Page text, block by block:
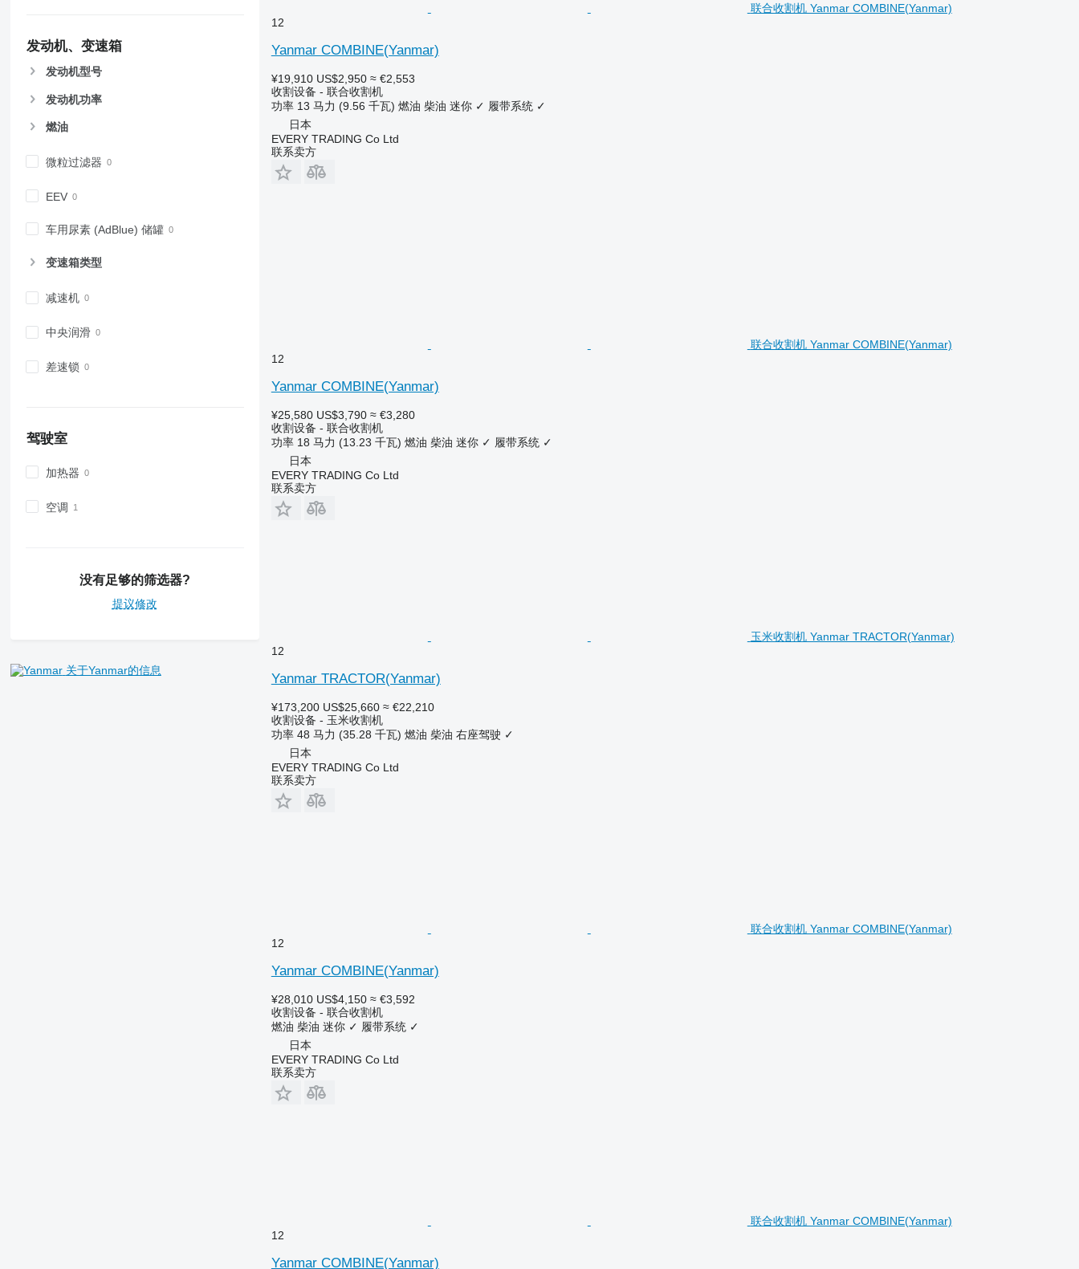
发动机、变速箱
发动机型号
发动机功率
燃油
微粒过滤器
EEV
车用尿素 (AdBlue) 储罐
变速箱类型
减速机
中央润滑
差速锁
驾驶室
加热器
空调
没有足够的筛选器?
提议修改
关于Yanmar的信息
联合收割机 Yanmar COMBINE(Yanmar)
12
Yanmar COMBINE(Yanmar)
¥19,910 US$2,950 ≈ €2,553
收割设备 - 联合收割机
功率 13 马力 (9.56 千瓦) 燃油 柴油 迷你 ✓ 履带系统 ✓
日本
EVERY TRADING Co Ltd
联系卖方
联合收割机 Yanmar COMBINE(Yanmar)
12
Yanmar COMBINE(Yanmar)
¥25,580 US$3,790 ≈ €3,280
收割设备 - 联合收割机
功率 18 马力 (13.23 千瓦) 燃油 柴油 迷你 ✓ 履带系统 ✓
日本
EVERY TRADING Co Ltd
联系卖方
玉米收割机 Yanmar TRACTOR(Yanmar)
12
Yanmar TRACTOR(Yanmar)
¥173,200 US$25,660 ≈ €22,210
收割设备 - 玉米收割机
功率 48 马力 (35.28 千瓦) 燃油 柴油 右座驾驶 ✓
日本
EVERY TRADING Co Ltd
联系卖方
联合收割机 Yanmar COMBINE(Yanmar)
12
Yanmar COMBINE(Yanmar)
¥28,010 US$4,150 ≈ €3,592
收割设备 - 联合收割机
燃油 柴油 迷你 ✓ 履带系统 ✓
日本
EVERY TRADING Co Ltd
联系卖方
联合收割机 Yanmar COMBINE(Yanmar)
12
Yanmar COMBINE(Yanmar)